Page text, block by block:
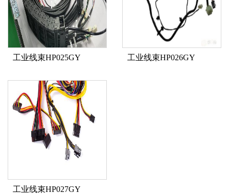
工业线束HP025GY 工业线束HP026GY
工业线束HP027GY